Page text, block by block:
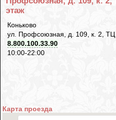
этаж
Коньково
ул. Профсоюзная, д. 109, к. 2,
8.800.100.33.90
10:00-22:00
Карта проезда